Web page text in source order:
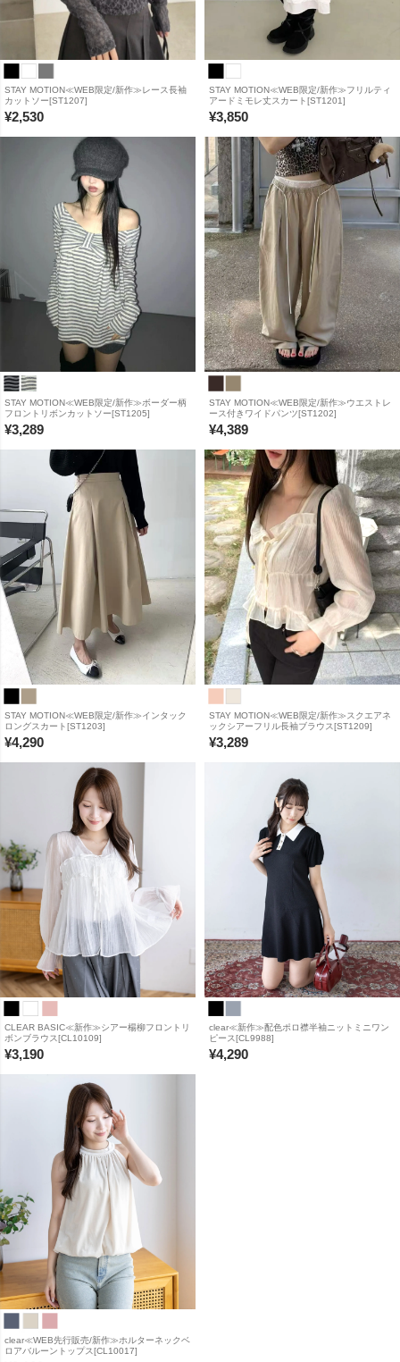
STAY MOTION≪WEB限定/新作≫レース長袖
カットソー[ST1207]
¥2,530
STAY MOTION≪WEB限定/新作≫フリルティ
アードミモレ丈スカート[ST1201]
¥3,850
STAY MOTION≪WEB限定/新作≫ボーダー柄
フロントリボンカットソー[ST1205]
¥3,289
STAY MOTION≪WEB限定/新作≫ウエストレ
ース付きワイドパンツ[ST1202]
¥4,389
STAY MOTION≪WEB限定/新作≫インタック
ロングスカート[ST1203]
¥4,290
STAY MOTION≪WEB限定/新作≫スクエアネ
ックシアーフリル長袖ブラウス[ST1209]
¥3,289
CLEAR BASIC≪新作≫シアー楊柳フロントリ
ボンブラウス[CL10109]
¥3,190
clear≪新作≫配色ポロ襟半袖ニットミニワン
ピース[CL9988]
¥4,290
clear≪WEB先行販売/新作≫ホルターネックベ
ロアバルーントップス[CL10017]